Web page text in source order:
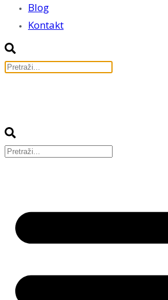
Blog
Kontakt